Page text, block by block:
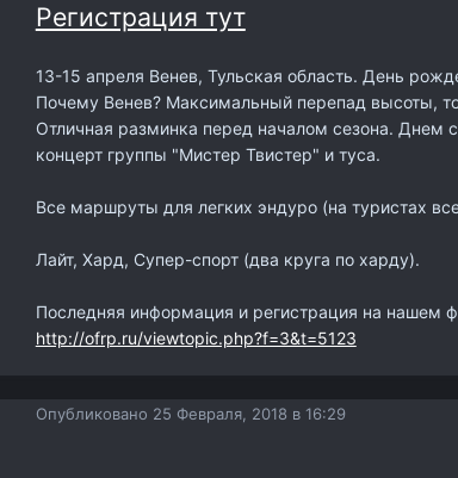
Регистрация тут
13-15 апреля Венев, Тульская область. День
Почему Венев? Максимальный перепад высоты,
Отличная разминка перед началом сезона. Днем
концерт группы "Мистер Твистер" и туса.
Все маршруты для легких эндуро (на туристах
Лайт, Хард, Супер-спорт (два круга по харду).
Последняя информация и регистрация на нашем
http://ofrp.ru/viewtopic.php?f=3&t=5123
Опубликовано 25 Февраля, 2018 в 16:29